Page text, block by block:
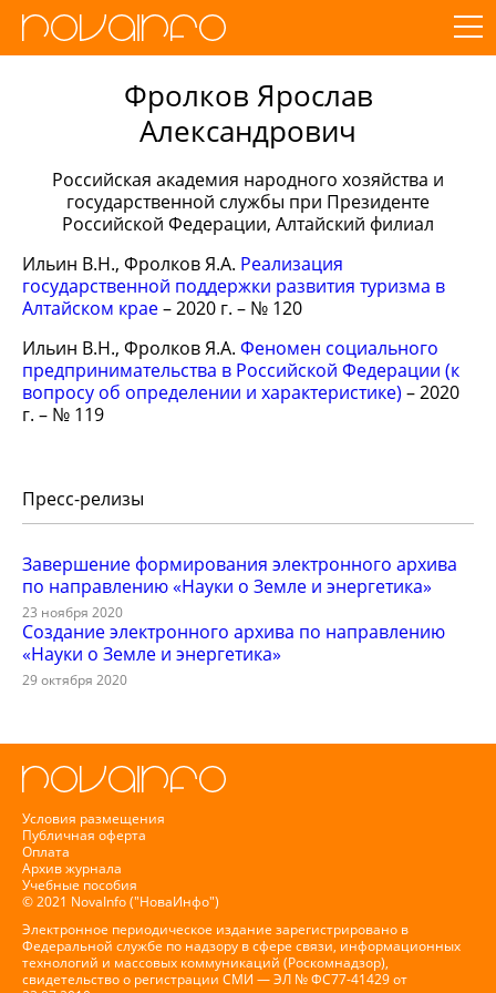
Фролков Ярослав
Александрович
Российская академия народного хозяйства и
государственной службы при Президенте
Российской Федерации, Алтайский филиал
Ильин В.Н., Фролков Я.А. Реализация
государственной поддержки развития туризма в
Алтайском крае– 2020 г. – № 120
Ильин В.Н., Фролков Я.А. Феномен социального
предпринимательства в Российской Федерации (к
вопросу об определении и характеристике) – 2020
г. – № 119
Пресс-релизы
Завершение формирования электронного архива
по направлению «Науки о Земле и энергетика»
23 ноября 2020
Создание электронного архива по направлению
«Науки о Земле и энергетика»
29 октября 2020
Условия размещения
Публичная оферта
Оплата
Архив журнала
Учебные пособия
© 2021 NovaInfo ("НоваИнфо")
Электронное периодическое издание зарегистрировано в
Федеральной службе по надзору в сфере связи, информационных
технологий и массовых коммуникаций (Роскомнадзор),
свидетельство о регистрации СМИ — ЭЛ № ФС77-41429 от